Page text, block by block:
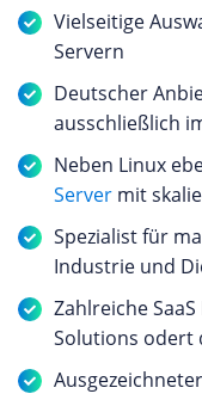
Vielseitige
Servern
Deutscher
ausschließlich
Neben Linux
Server mit
Spezialist für
Industrie und
Zahlreiche
Solutions odert